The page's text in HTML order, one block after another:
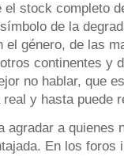
el stock completo
de la
el género, de las
continentes y
no hablar, que
y hasta puede
agradar a quienes
En los foros